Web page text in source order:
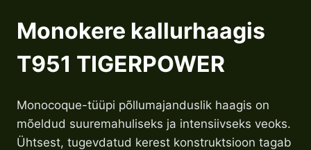
Monokere kallurhaagis
T951 TIGERPOWER
Monocoque-tüüpi põllumajanduslik haagis on
mõeldud suuremahuliseks ja intensiivseks veoks.
Ühtsest, tugevdatud kerest konstruktsioon tagab